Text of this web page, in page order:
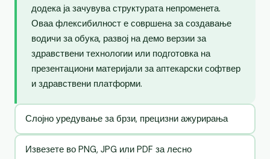
додека ја зачувува структурата непроменета.
Оваа флексибилност е совршена за создавање
водичи за обука, развој на демо верзии за
здравствени технологии или подготовка на
презентациони материјали за аптекарски софтвер
и здравствени платформи.
Слојно уредување за брзи, прецизни ажурирања
Извезете во PNG, JPG или PDF за лесно